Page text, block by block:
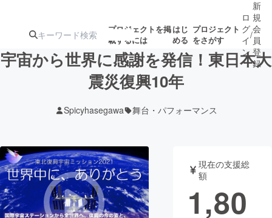
プロジェクトを掲
載するには
はじ
める
プロジェクト
をさがす
ターン
注目の新着プロ
ジェクト
ロジェクト
アート・写真 音楽
テクノロジー・ガジェット ゲーム・サ
ロ
グ
イ
ン
/
新
規
会
員
登
録
宇宙から世界に感謝を発信！東日本大
震災復興10年
Spicyhasegawa 舞台・パフォーマンス
現在の支援総
額
1,80